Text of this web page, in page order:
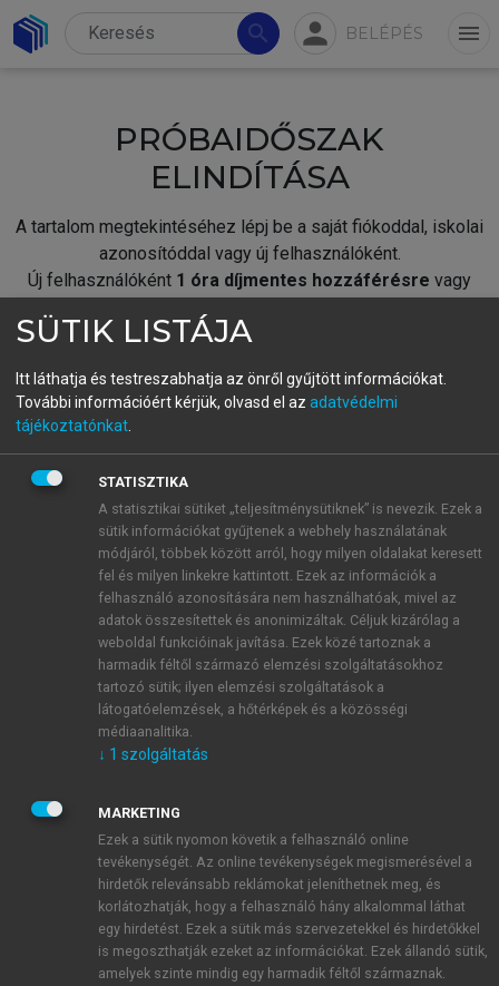
search person BELÉPÉS menu
PRÓBAIDŐSZAK
ELINDÍTÁSA
A tartalom megtekintéséhez lépj be a saját fiókoddal, iskolai
azonosítóddal vagy új felhasználóként.
Új felhasználóként 1 óra díjmentes hozzáférésre vagy
fiókoddal,vagy hozz létre új fiókot.
A regisztráció után apróbaidőszakautomatikusan
BELÉPÉS SAJÁT FIÓKKAL
ÚJ FIÓK LÉTREHOZÁSA
1 óra díjmentes hozzáférés
E-MAIL-CÍM
JELSZÓ
JELSZÓ ÚJRA
Kérek értesítést a MeRSZ újdonságairól, akcióiról.
SÜTIK LISTÁJA
Itt láthatja és testreszabhatja az önről gyűjtött információkat.
További információért kérjük, olvasd el az adatvédelmi
tájékoztatónkat
STATISZTIKA
A statisztikai sütiket „teljesítménysütiknek” is nevezik. Ezek a
sütik információkat gyűjtenek a webhely használatának
módjáról, többek között arról, hogy milyen oldalakat keresett
fel és milyen linkekre kattintott. Ezek az információk a
felhasználó azonosítására nem használhatóak, mivel az
adatok összesítettek és anonimizáltak. Céljuk kizárólag a
weboldal funkcióinak javítása. Ezek közé tartoznak a
harmadik féltől származó elemzési szolgáltatásokhoz
tartozó sütik; ilyen elemzési szolgáltatások a
látogatóelemzések, a hőtérképek és a közösségi
médiaanalitika.
↓ 1 szolgáltatás
MARKETING
Ezek a sütik nyomon követik a felhasználó online
tevékenységét. Az online tevékenységek megismerésével a
hirdetők relevánsabb reklámokat jeleníthetnek meg, és
korlátozhatják, hogy a felhasználó hány alkalommal láthat
egy hirdetést. Ezek a sütik más szervezetekkel és hirdetőkkel
is megoszthatják ezeket az információkat. Ezek állandó sütik,
amelyek szinte mindig egy harmadik féltől származnak.